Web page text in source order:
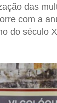
das
com a
do século